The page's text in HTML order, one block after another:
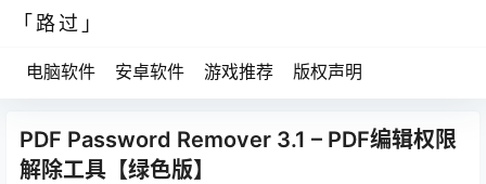
「路过」
电脑软件 安卓软件 游戏推荐 版权声明
PDF Password Remover 3.1 – PDF编辑权限
解除工具【绿色版】